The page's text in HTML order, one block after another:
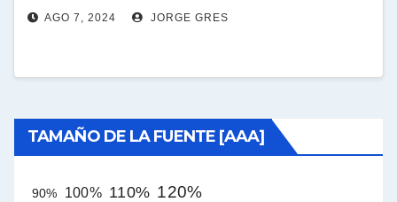
AGO 7, 2024 JORGE GRES
TAMAÑO DE LA FUENTE [AAA]
90% 100% 110% 120%